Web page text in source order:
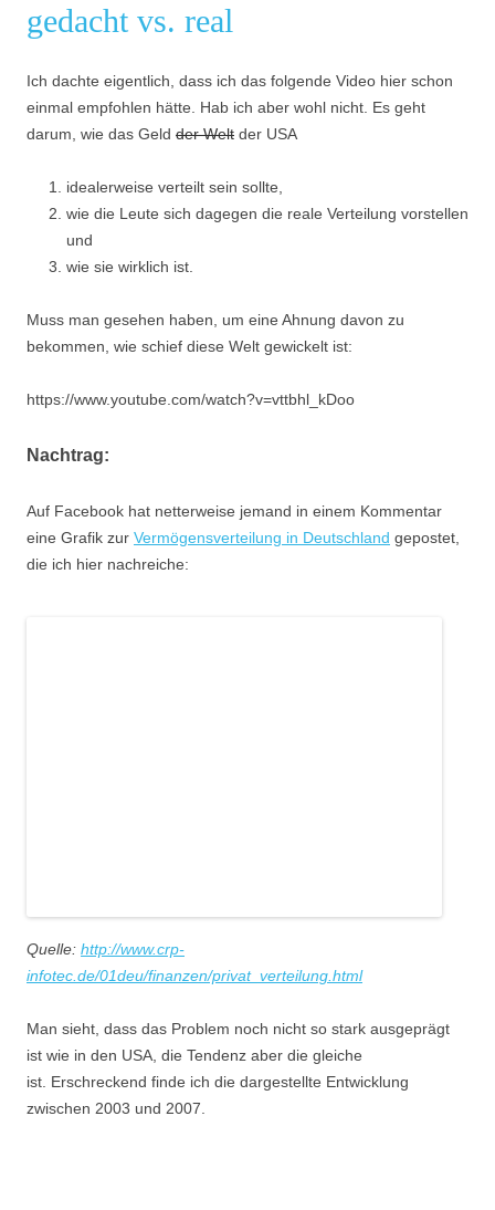
gedacht vs. real
Ich dachte eigentlich, dass ich das folgende Video hier schon
einmal empfohlen hätte. Hab ich aber wohl nicht. Es geht
darum, wie das Geld der Welt der USA
idealerweise verteilt sein sollte,
wie die Leute sich dagegen die reale Verteilung vorstellen
und
wie sie wirklich ist.
Muss man gesehen haben, um eine Ahnung davon zu
bekommen, wie schief diese Welt gewickelt ist:
https://www.youtube.com/watch?v=vttbhl_kDoo
Nachtrag:
Auf Facebook hat netterweise jemand in einem Kommentar
eine Grafik zur Vermögensverteilung in Deutschland gepostet,
die ich hier nachreiche:
Quelle: http://www.crp-
infotec.de/01deu/finanzen/privat_verteilung.html
Man sieht, dass das Problem noch nicht so stark ausgeprägt
ist wie in den USA, die Tendenz aber die gleiche
ist. Erschreckend finde ich die dargestellte Entwicklung
zwischen 2003 und 2007.